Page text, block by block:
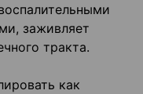
заживляет
тракта.
как